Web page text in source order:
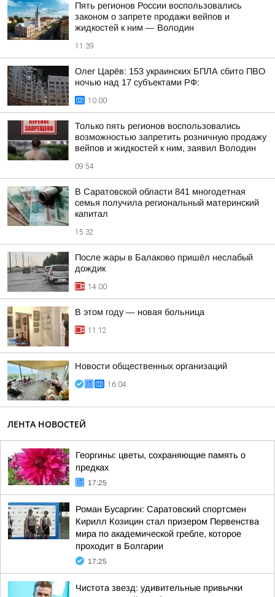
Пять регионов России воспользовались
законом о запрете продажи вейпов и
жидкостей к ним — Володин
11:39
Олег Царёв: 153 украинских БПЛА сбито ПВО
ночью над 17 субъектами РФ:
10:00
Только пять регионов воспользовались
возможностью запретить розничную продажу
вейпов и жидкостей к ним, заявил Володин
09:54
В Саратовской области 841 многодетная
семья получила региональный материнский
капитал
15:32
После жары в Балаково пришёл неслабый
дождик
14:00
В этом году — новая больница
11:12
Новости общественных организаций
16:04
ЛЕНТА НОВОСТЕЙ
Георгины: цветы, сохраняющие память о
предках
17:25
Роман Бусаргин: Саратовский спортсмен
Кирилл Козицин стал призером Первенства
мира по академической гребле, которое
проходит в Болгарии
17:25
Чистота звезд: удивительные привычки